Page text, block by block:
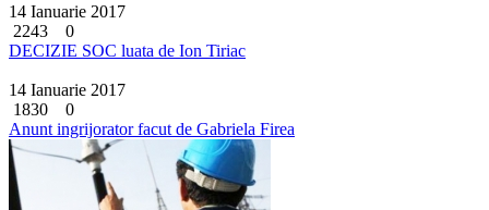
14 Ianuarie 2017
2243
0
DECIZIE SOC luata de Ion Tiriac
14 Ianuarie 2017
1830
0
Anunt ingrijorator facut de Gabriela Firea